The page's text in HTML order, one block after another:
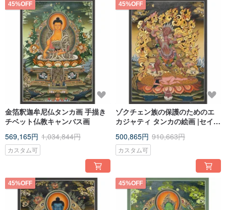
45%OFF
金箔釈迦牟尼仏タンカ画 手描き
チベット仏教キャンバス画
569,165円 1,034,844円
カスタム可
45%OFF
ゾクチェン族の保護のためのエ
カジャティ タンカの絵画 |セイク
500,865円 910,663円
カスタム可
45%OFF 45%OFF